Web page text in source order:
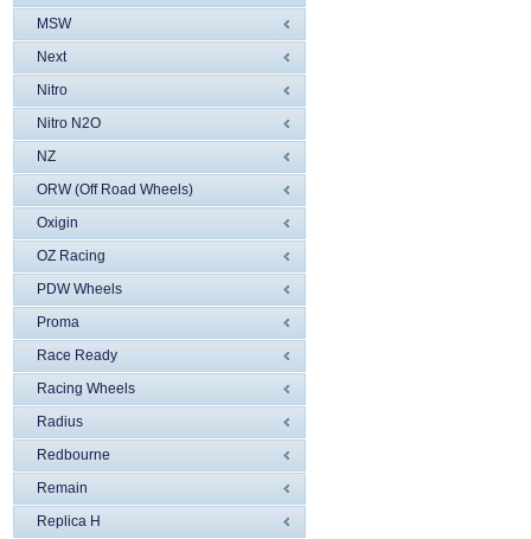
MSW
Next
Nitro
Nitro N2O
NZ
ORW (Off Road Wheels)
Oxigin
OZ Racing
PDW Wheels
Proma
Race Ready
Racing Wheels
Radius
Redbourne
Remain
Replica H